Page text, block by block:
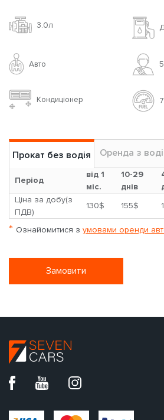
3.0л
Авто
Кондиціонер
Прокат без водія Оренда з
Період
від 1
міс.
10-29
днів
Ціна за добу(з
ПДВ)
130$ 155$
* Ознайомитися з умовами оренди
Замовити